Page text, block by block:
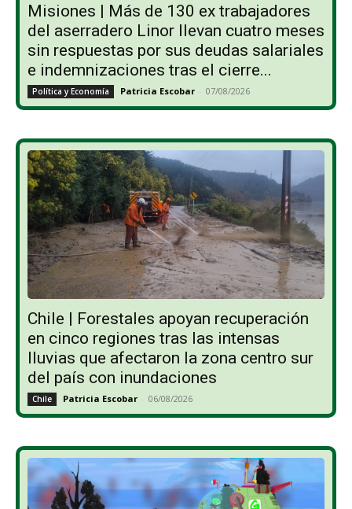
Misiones | Más de 130 ex trabajadores
del aserradero Linor llevan cuatro meses
sin respuestas por sus deudas salariales
e indemnizaciones tras el cierre...
Política y Economía Patricia Escobar - 07/08/2026
Chile | Forestales apoyan recuperación
en cinco regiones tras las intensas
lluvias que afectaron la zona centro sur
del país con inundaciones
Chile Patricia Escobar - 06/08/2026